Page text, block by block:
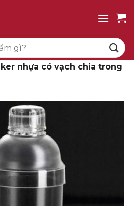
nhựa có vạch chia trong